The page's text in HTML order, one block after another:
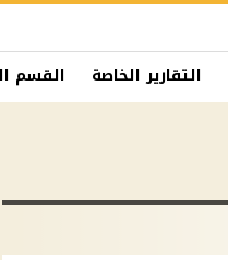
التقارير الخاصة القسم